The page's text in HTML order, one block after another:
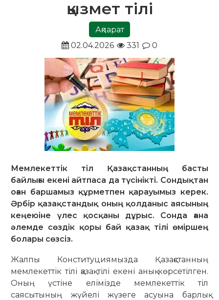
қызмет тілі
Ақпарат
02.04.2026
331 0
Мемлекеттік тіл Қазақстанның басты
байлығы екені айтпаса да түсінікті. Сондықтан
оған баршамыз құрметпен қарауымыз керек.
Әрбір қазақстандық оның қолданыс аясының
кеңеюіне үлес қосқаны дұрыс. Сонда ғана
әлемде сөздік қоры бай қазақ тілі өміршең
болары сөзсіз.
Жалпы Конституциямызда Қазақстанның
мемлекеттік тілі қазақ тілі екені анық көрсетілген.
Оның үстіне елімізде мемлекеттік тіл
саясытының жүйелі жүзеге асуына барлық